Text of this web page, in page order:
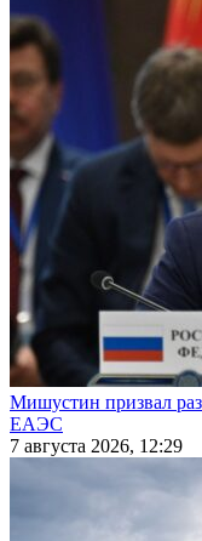
Мишустин призвал
ЕАЭС
7 августа 2026, 12:29